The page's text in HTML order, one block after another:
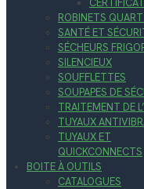
ROBINETS
SANTÉ ET
SÉCHEURS
SILENCIEUX
SOUFFLETTES
SOUPAPES DE
TRAITEMENT DE
TUYAUX
TUYAUX ET
QUICKCONNECTS
BOITE À OUTILS
CATALOGUES